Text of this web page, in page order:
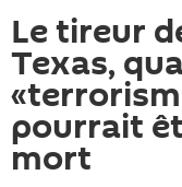
Le tireur
Texas,
pourrait
mort